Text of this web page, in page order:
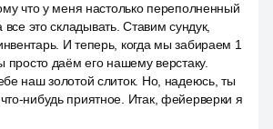
что у меня настолько переполненный
все это складывать. Ставим сундук,
И теперь, когда мы забираем 1
просто даём его нашему верстаку.
наш золотой слиток. Но, надеюсь, ты
нибудь приятное. Итак, фейерверки я